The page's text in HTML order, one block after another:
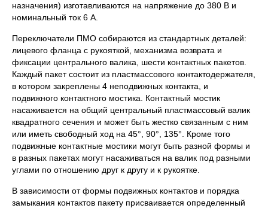
назначения) изготавливаются на напряжение до 380 В и
номинальный ток 6 А.
Переключатели ПМО собираются из стандартных деталей:
лицевого фланца с рукояткой, механизма возврата и
фиксации центрального валика, шести контактных пакетов.
Каждый пакет состоит из пластмассового контактодержателя,
в котором закреплены 4 неподвижных контакта, и
подвижного контактного мостика. Контактный мостик
насаживается на общий центральный пластмассовый валик
квадратного сечения и может быть жестко связанным с ним
или иметь свободный ход на 45°, 90°, 135°. Кроме того
подвижные контактные мостики могут быть разной формы и
в разных пакетах могут насаживаться на валик под разными
углами по отношению друг к другу и к рукоятке.
В зависимости от формы подвижных контактов и порядка
замыкания контактов пакету присваивается определенный